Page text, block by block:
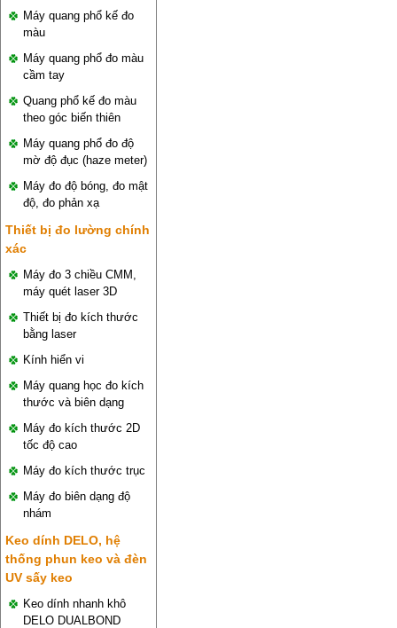
Máy quang phổ kế đo
màu
Máy quang phổ đo màu
cầm tay
Quang phổ kế đo màu
theo góc biến thiên
Máy quang phổ đo độ
mờ độ đục (haze meter)
Máy đo độ bóng, đo mật
độ, đo phản xạ
Thiết bị đo lường chính
xác
Máy đo 3 chiều CMM,
máy quét laser 3D
Thiết bị đo kích thước
bằng laser
Kính hiển vi
Máy quang học đo kích
thước và biên dạng
Máy đo kích thước 2D
tốc độ cao
Máy đo kích thước trục
Máy đo biên dạng độ
nhám
Keo dính DELO, hệ
thống phun keo và đèn
UV sấy keo
Keo dính nhanh khô
DELO DUALBOND